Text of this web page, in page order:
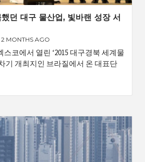
던 대구 물산업, 빛바랜 성장 서
2 MONTHS AGO
스코에서 열린 ‘2015 대구경북 세계물
기 개최지인 브라질에서 온 대표단